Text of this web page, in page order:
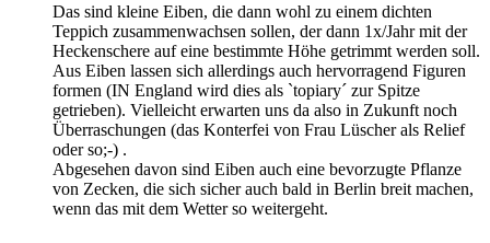
Das sind kleine Eiben, die dann wohl zu einem dichten
Teppich zusammenwachsen sollen, der dann 1x/Jahr mit der
Heckenschere auf eine bestimmte Höhe getrimmt werden soll.
Aus Eiben lassen sich allerdings auch hervorragend Figuren
formen (IN England wird dies als `topiary´ zur Spitze
getrieben). Vielleicht erwarten uns da also in Zukunft noch
Überraschungen (das Konterfei von Frau Lüscher als Relief
oder so;-) .
Abgesehen davon sind Eiben auch eine bevorzugte Pflanze
von Zecken, die sich sicher auch bald in Berlin breit machen,
wenn das mit dem Wetter so weitergeht.